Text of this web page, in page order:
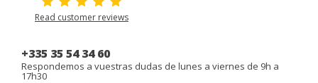
Read customer reviews
+335 35 54 34 60
Respondemos a vuestras dudas de lunes a viernes de 9h a
17h30